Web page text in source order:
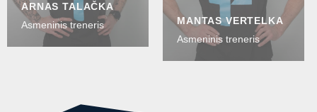
ARNAS TALAČKA
Asmeninis treneris
MANTAS VERTELKA
Asmeninis treneris